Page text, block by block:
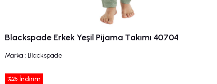
Blackspade Erkek Yeşil Pijama Takımı 40704
Marka : Blackspade
%25 İndirim